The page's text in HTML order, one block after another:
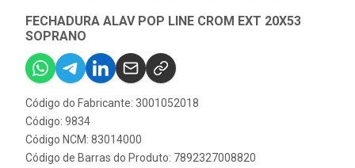
FECHADURA ALAV POP LINE CROM EXT 20X53
SOPRANO
Código do Fabricante: 3001052018
Código: 9834
Código NCM: 83014000
Código de Barras do Produto: 7892327008820